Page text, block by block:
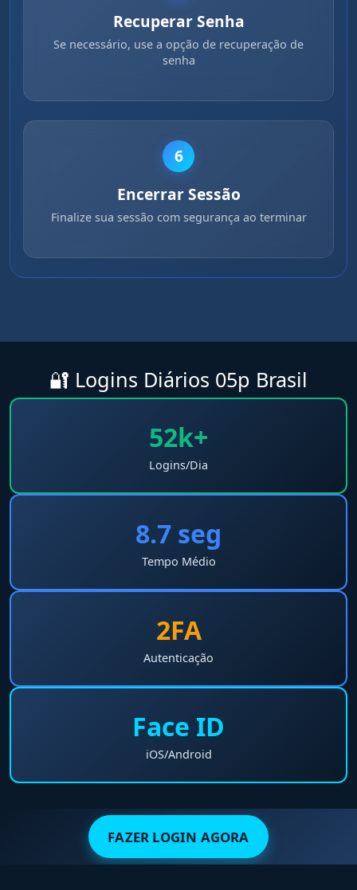
Recuperar Senha
Se necessário, use a opção de recuperação de
senha
6
Encerrar Sessão
Finalize sua sessão com segurança ao terminar
🔐 Logins Diários 05p Brasil
52k+
Logins/Dia
8.7 seg
Tempo Médio
2FA
Autenticação
Face ID
iOS/Android
FAZER LOGIN AGORA